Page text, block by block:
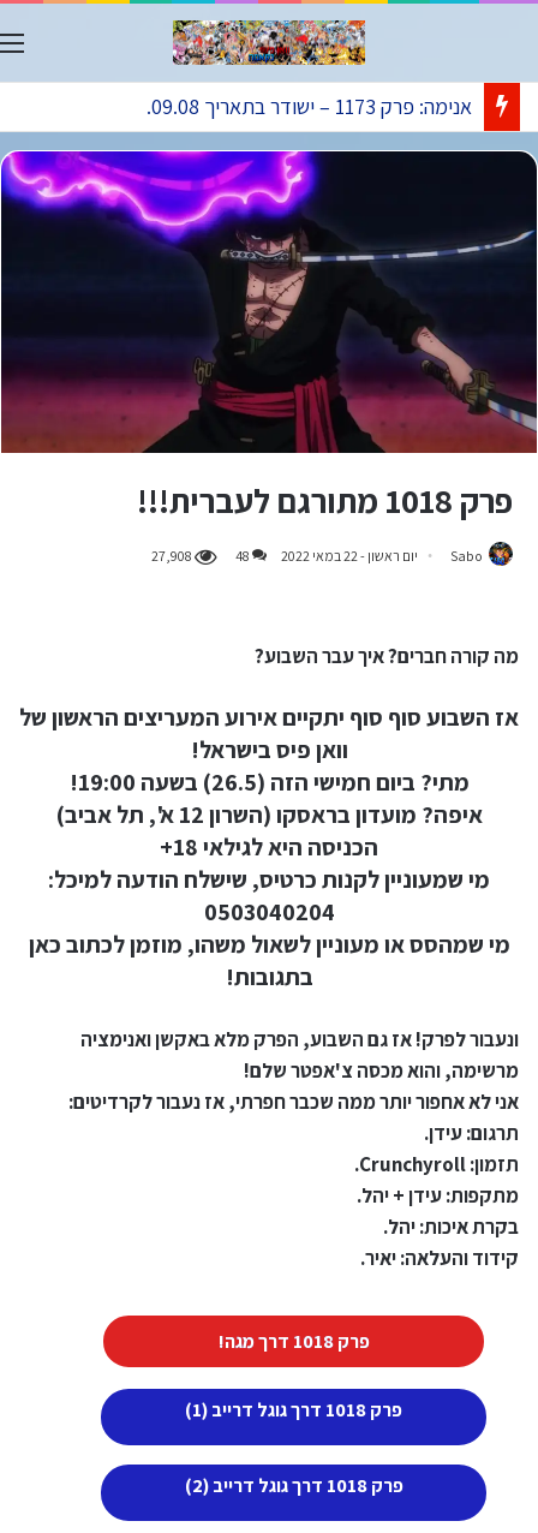
אנימה: פרק 1173 – ישודר בתאריך 09.08.
פרק 1018 מתורגם לעברית!!!
Sabo יום ראשון - 22 במאי 2022 48
27,908
מה קורה חברים? איך עבר השבוע?
אז השבוע סוף סוף יתקיים אירוע המעריצים הראשון של
וואן פיס בישראל!
מתי? ביום חמישי הזה (26.5) בשעה 19:00!
איפה? מועדון בראסקו (השרון 12 א', תל אביב)
הכניסה היא לגילאי 18+
מי שמעוניין לקנות כרטיס, שישלח הודעה למיכל:
0503040204
מי שמהסס או מעוניין לשאול משהו, מוזמן לכתוב כאן
בתגובות!
ונעבור לפרק! אז גם השבוע, הפרק מלא באקשן ואנימציה
מרשימה, והוא מכסה צ'אפטר שלם!
אני לא אחפור יותר ממה שכבר חפרתי, אז נעבור לקרדיטים:
תרגום: עידן.
תזמון: Crunchyroll.
מתקפות: עידן + יהל.
בקרת איכות: יהל.
קידוד והעלאה: יאיר.
פרק 1018 דרך מגה!
פרק 1018 דרך גוגל דרייב (1)
פרק 1018 דרך גוגל דרייב (2)